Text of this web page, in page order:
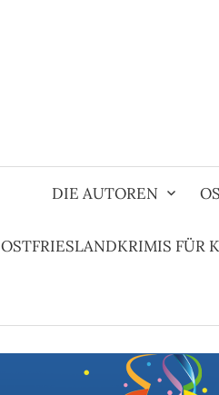
DIE AUTOREN
OSTFRIESLANDKRIMIS FÜR